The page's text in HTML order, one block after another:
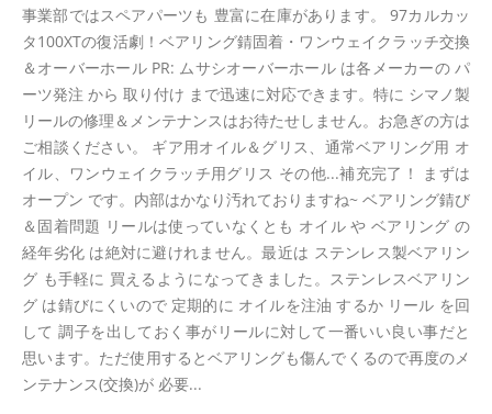
事業部ではスペアパーツも 豊富に在庫があります。 97カルカッ
タ100XTの復活劇！ベアリング錆固着・ワンウェイクラッチ交換
＆オーバーホール PR: ムサシオーバーホール は各メーカーの パ
ーツ発注 から 取り付け まで迅速に対応できます。特に シマノ製
リールの修理＆メンテナンスはお待たせしません。お急ぎの方は
ご相談ください。 ギア用オイル＆グリス、通常ベアリング用 オ
イル、ワンウェイクラッチ用グリス その他...補充完了！ まずは
オープン です。内部はかなり汚れておりますね~ ベアリング錆び
＆固着問題 リールは使っていなくとも オイル や ベアリング の
経年劣化 は絶対に避けれません。最近は ステンレス製ベアリン
グ も手軽に 買えるようになってきました。ステンレスベアリン
グ は錆びにくいので 定期的に オイルを注油 するか リール を回
して 調子を出しておく事がリールに対して一番いい良い事だと
思います。ただ使用するとベアリングも傷んでくるので再度のメ
ンテナンス(交換)が 必要...